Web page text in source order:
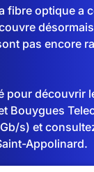
fibre optique a
pas encore
pour découvrir
Bouygues
s) et
Appolinard.